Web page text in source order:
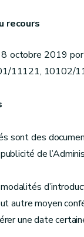
recours
octobre 2019
11121, 10102/
sont des
de
autre moyen
une date